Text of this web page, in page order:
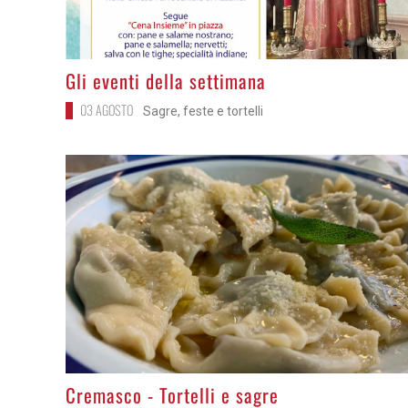
>
Gli eventi della settimana
03 AGOSTO Sagre, feste e tortelli
>
Cremasco - Tortelli e sagre